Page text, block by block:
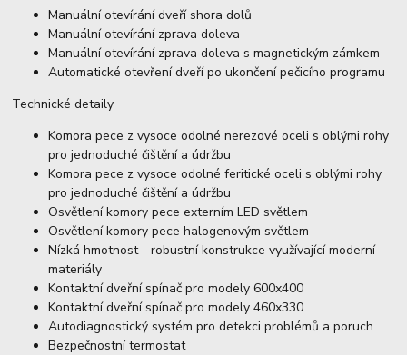
Manuální otevírání dveří shora dolů
Manuální otevírání zprava doleva
Manuální otevírání zprava doleva s magnetickým zámkem
Automatické otevření dveří po ukončení pečicího programu
Technické detaily
Komora pece z vysoce odolné nerezové oceli s oblými rohy
pro jednoduché čištění a údržbu
Komora pece z vysoce odolné feritické oceli s oblými rohy
pro jednoduché čištění a údržbu
Osvětlení komory pece externím LED světlem
Osvětlení komory pece halogenovým světlem
Nízká hmotnost - robustní konstrukce využívající moderní
materiály
Kontaktní dveřní spínač pro modely 600x400
Kontaktní dveřní spínač pro modely 460x330
Autodiagnostický systém pro detekci problémů a poruch
Bezpečnostní termostat